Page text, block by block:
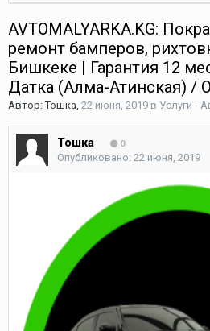
AVTOMALYARKA.KG:
ремонт бамперов,
Бишкеке | Гарантия 12
Датка (Алма-Атинская) /
Автор:Тошка, 22 июня, 2019 в Услуги -
Тошка 0
Опубликовано: 22 июня, 2019